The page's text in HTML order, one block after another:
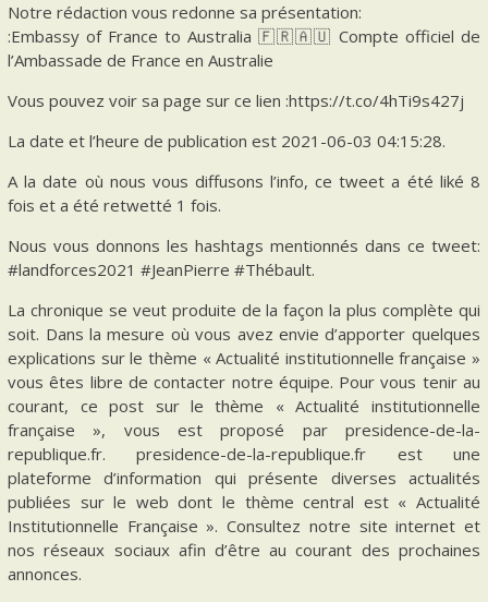
Notre rédaction vous redonne sa présentation:
:Embassy of France to Australia 🇫🇷🇦🇺 Compte officiel de
l’Ambassade de France en Australie
Vous pouvez voir sa page sur ce lien :https://t.co/4hTi9s427j
La date et l’heure de publication est 2021-06-03 04:15:28.
A la date où nous vous diffusons l’info, ce tweet a été liké 8
fois et a été retwetté 1 fois.
Nous vous donnons les hashtags mentionnés dans ce tweet:
#landforces2021 #JeanPierre #Thébault.
La chronique se veut produite de la façon la plus complète qui
soit. Dans la mesure où vous avez envie d’apporter quelques
explications sur le thème « Actualité institutionnelle française »
vous êtes libre de contacter notre équipe. Pour vous tenir au
courant, ce post sur le thème « Actualité institutionnelle
française », vous est proposé par presidence-de-la-
republique.fr. presidence-de-la-republique.fr est une
plateforme d’information qui présente diverses actualités
publiées sur le web dont le thème central est « Actualité
Institutionnelle Française ». Consultez notre site internet et
nos réseaux sociaux afin d’être au courant des prochaines
annonces.